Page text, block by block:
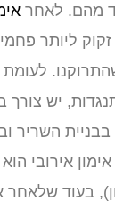
מהם. לאחר
ליותר
לעומת
יש צורך
השריר
בעוד שלאחר